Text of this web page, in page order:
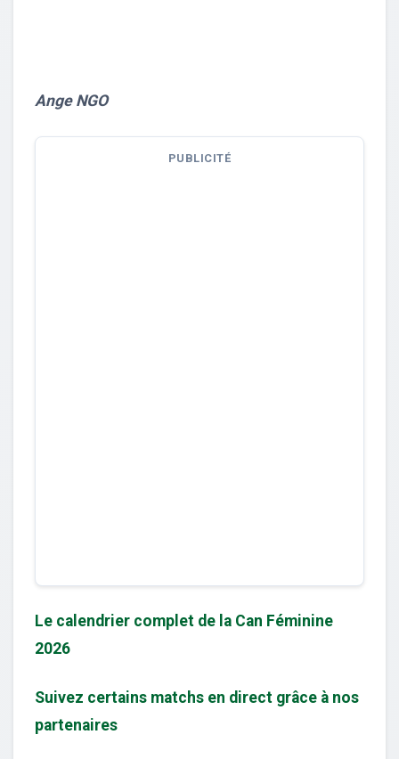
Ange NGO
PUBLICITÉ
Le calendrier complet de la Can Féminine
2026
Suivez certains matchs en direct grâce à nos
partenaires